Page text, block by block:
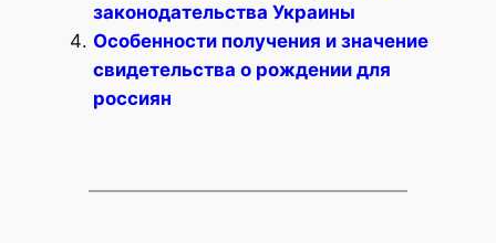
законодательства Украины
Особенности получения и значение
свидетельства о рождении для
россиян